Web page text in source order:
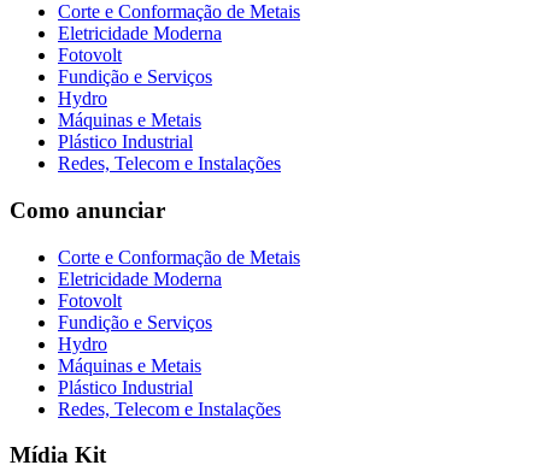
Corte e Conformação de Metais
Eletricidade Moderna
Fotovolt
Fundição e Serviços
Hydro
Máquinas e Metais
Plástico Industrial
Redes, Telecom e Instalações
Como anunciar
Corte e Conformação de Metais
Eletricidade Moderna
Fotovolt
Fundição e Serviços
Hydro
Máquinas e Metais
Plástico Industrial
Redes, Telecom e Instalações
Mídia Kit